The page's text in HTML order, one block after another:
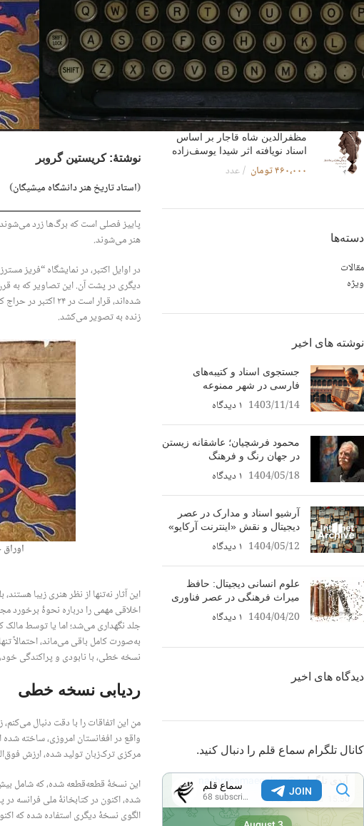
کتاب جواهرالاحکام مصطفوی
فقه‌نامه‌ای پارسی از سده ششم
هجری نوشته سراج‌الدین علی بن
عثمان اوشی - مقدمه و تصحیح:
دکتر رسول جعفریان
۴۳۵،۰۰۰ تومان
کتاب نگاهی نو بر زندگی
مظفرالدین شاه قاجار بر اساس
اسناد نویافته اثر شیدا یوسف‌زاده
۴۶۰،۰۰۰تومان عدد
دسته‌ها
مقالات
ویژه
نوشته های اخیر
جستجوی اسناد و کتیبه‌های
فارسی در شهر ممنوعه
1403/11/14 ۱ دیدگاه
محمود فرشچیان؛ عاشقانه زیستن
در جهان رنگ و فرهنگ
1404/05/18 ۱ دیدگاه
آرشیو اسناد و مدارک در عصر
دیجیتال و نقش «اینترنت آرکایو»
1404/05/12 ۱ دیدگاه
علوم انسانی دیجیتال: حافظ
میراث فرهنگی در عصر فناوری
1404/04/20 ۱ دیدگاه
دیدگاه های اخیر
کانال تلگرام سماع قلم را دنبال کنید.
نوشتۀ:کریستین گروبر
(استاد تاریخ هنر دانشگاه میشیگان)
پاییز فصلی است که برگ‌ها زرد
هنر می‌شوند.
در اوایل اکتبر، در نمایشگاه “فریز
دیگری در پشت آن. این تصاویر که به
شده‌اند، قرار
زنده به تصویر می‌کشد.
اوراق
این آثار نه‌تنها از نظر هنری زیبا
اخلاقی مهمی را درباره نحوۀ
جلد نگهداری می‌شد؛ اما یا توسط
نسخه خطی، با نابودی و پراکندگی
ردیابی نسخه خطی
واقع در افغانستان امروزی، ساخته
مرکزی ترک‌زبان تولید شده، ارزش
شده، اکنون در کتابخانۀ ملی
الگوی نسخۀ دیگری استفاده شده که